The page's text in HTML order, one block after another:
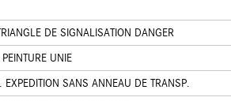
DE SIGNALISATION DANGER
UNIE
EXPEDITION SANS ANNEAU DE TRANSP.